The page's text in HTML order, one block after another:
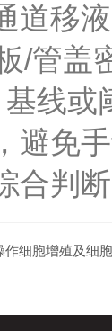
道移
/管盖
或阈
避免
合判断
作细胞增殖及细